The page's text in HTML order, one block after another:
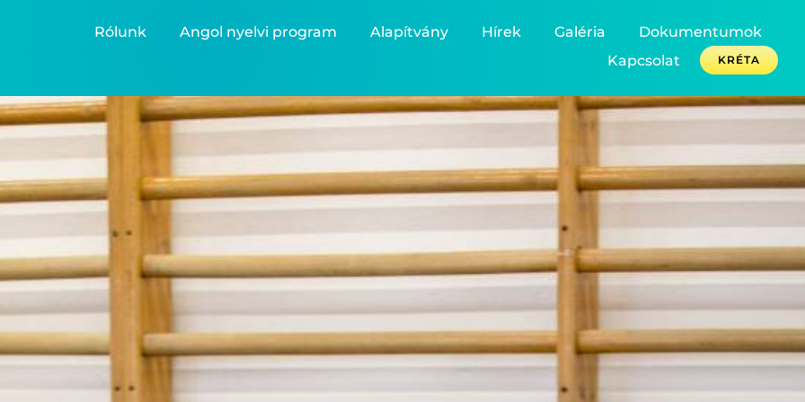
Rólunk Angol nyelvi program Alapítvány Hírek Galéria
Dokumentumok
Kapcsolat
KRÉTA